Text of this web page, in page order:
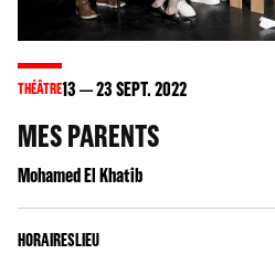
THÉÂTRE13 23SEPT. 2022
MES PARENTS
Mohamed El Khatib
HORAIRESLIEU